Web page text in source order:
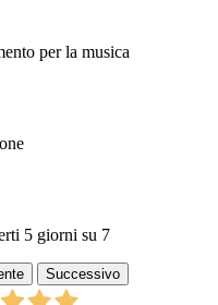
per la musica
5 giorni su 7
Successivo